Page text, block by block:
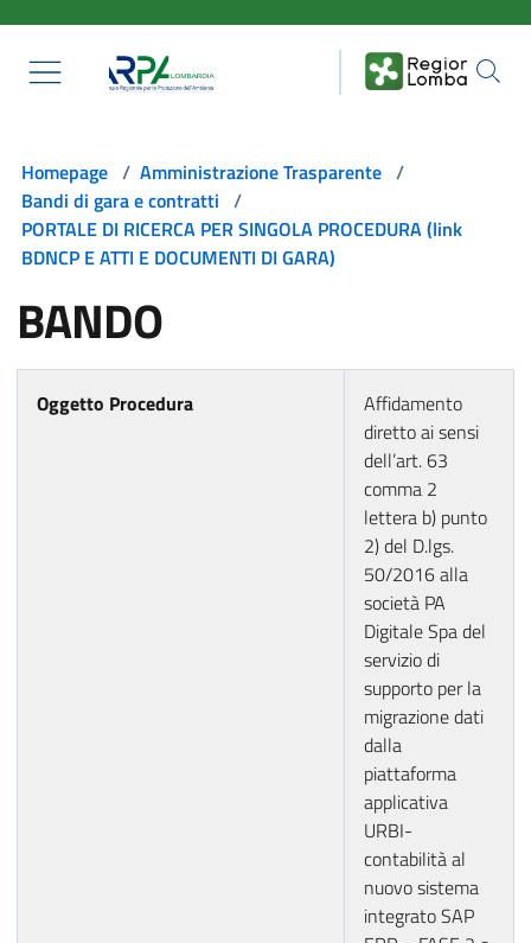
Homepage / Amministrazione Trasparente /
Bandi di gara e contratti /
PORTALE DI RICERCA PER SINGOLA PROCEDURA (link
BDNCP E ATTI E DOCUMENTI DI GARA)
BANDO
Oggetto Procedura
Affidamento
diretto ai sensi
dell’art. 63
comma 2
lettera b) punto
2) del D.lgs.
50/2016 alla
società PA
Digitale Spa del
servizio di
supporto per la
migrazione dati
dalla
piattaforma
applicativa
URBI-
contabilità al
nuovo sistema
integrato SAP